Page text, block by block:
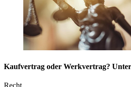
Kaufvertrag oder Werkvertrag?